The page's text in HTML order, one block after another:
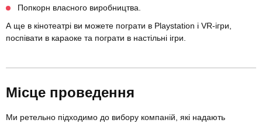
Попкорн власного виробництва.
А ще в кінотеатрі ви можете пограти в Playstation і VR-ігри,
поспівати в караоке та пограти в настільні ігри.
Місце проведення
Ми ретельно підходимо до вибору компаній, які надають